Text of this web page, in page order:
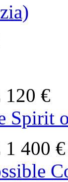
120 €
Spirit
1 400 €